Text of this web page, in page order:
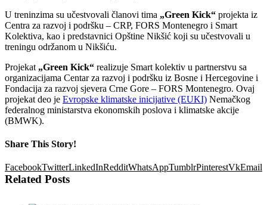
U treninzima su učestvovali članovi tima „Green Kick“ projekta iz
Centra za razvoj i podršku – CRP, FORS Montenegro i Smart
Kolektiva, kao i predstavnici Opštine Nikšić koji su učestvovali u
treningu održanom u Nikšiću.
Projekat „Green Kick“ realizuje Smart kolektiv u partnerstvu sa
organizacijama Centar za razvoj i podršku iz Bosne i Hercegovine i
Fondacija za razvoj sjevera Crne Gore – FORS Montenegro. Ovaj
projekat deo je Evropske klimatske inicijative (EUKI) Nemačkog
federalnog ministarstva ekonomskih poslova i klimatske akcije
(BMWK).
Share This Story!
FacebookTwitterLinkedInRedditWhatsAppTumblrPinterestVkEmail
Related Posts